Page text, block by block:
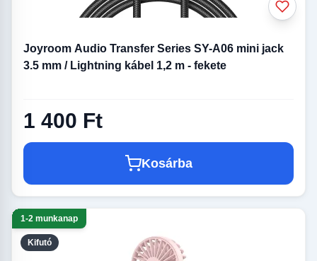
Joyroom Audio Transfer Series SY-A06 mini jack
3.5 mm / Lightning kábel 1,2 m - fekete
1 400 Ft
Kosárba
Kifutó
1-2 munkanap